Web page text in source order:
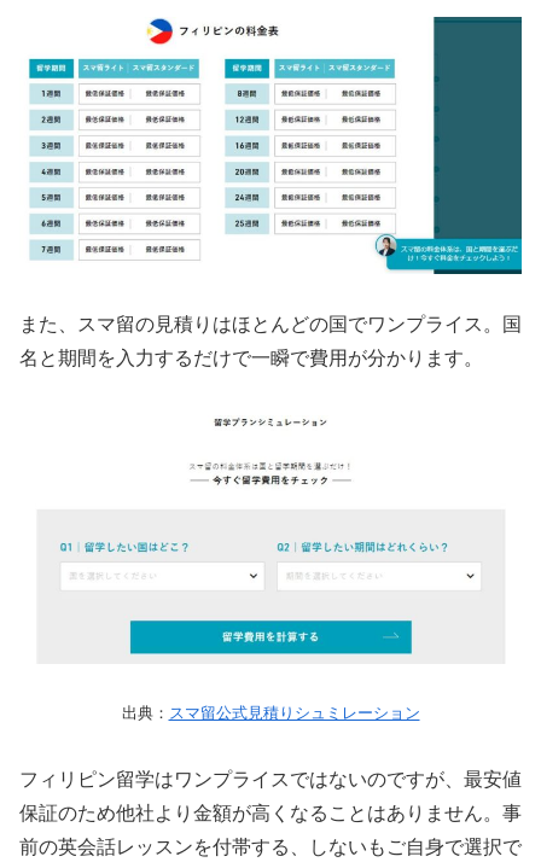
また、スマ留の見積りはほとんどの国でワンプライス。国
名と期間を入力するだけで一瞬で費用が分かります。
出典： スマ留公式見積りシュミレーション
フィリピン留学はワンプライスではないのですが、最安値
保証のため他社より金額が高くなることはありません。事
前の英会話レッスンを付帯する、しないもご自身で選択で